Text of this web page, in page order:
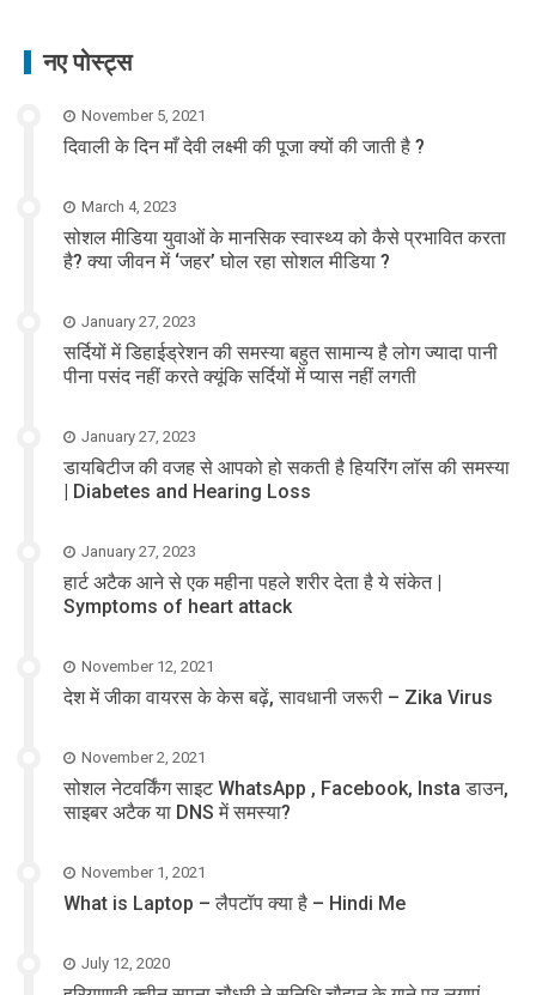
नए पोस्ट्स
November 5, 2021
दिवाली के दिन माँ देवी लक्ष्मी की पूजा क्यों की जाती है ?
March 4, 2023
सोशल मीडिया युवाओं के मानसिक स्वास्थ्य को कैसे प्रभावित करता
है? क्या जीवन में ‘जहर’ घोल रहा सोशल मीडिया ?
January 27, 2023
सर्दियों में डिहाईड्रेशन की समस्या बहुत सामान्य है लोग ज्यादा पानी
पीना पसंद नहीं करते क्यूंकि सर्दियों में प्यास नहीं लगती
January 27, 2023
डायबिटीज की वजह से आपको हो सकती है हियरिंग लॉस की समस्या
| Diabetes and Hearing Loss
January 27, 2023
हार्ट अटैक आने से एक महीना पहले शरीर देता है ये संकेत |
Symptoms of heart attack
November 12, 2021
देश में जीका वायरस के केस बढ़ें, सावधानी जरूरी – Zika Virus
November 2, 2021
सोशल नेटवर्किंग साइट WhatsApp , Facebook, Insta डाउन,
साइबर अटैक या DNS में समस्या?
November 1, 2021
What is Laptop – लैपटॉप क्या है – Hindi Me
July 12, 2020